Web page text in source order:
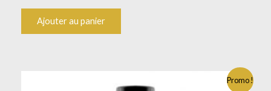
Ajouter au panier
Promo !